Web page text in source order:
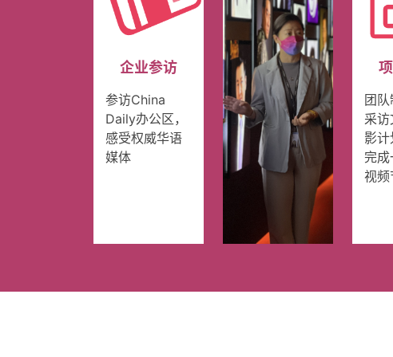
企业参访
参访China
Daily办公区，
感受权威华语
媒体
团
采
影计
完
视频